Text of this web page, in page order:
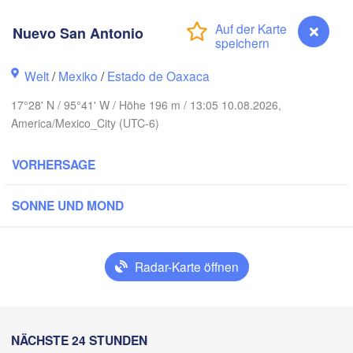
Nuevo San Antonio
Welt/Mexiko /Estado de Oaxaca
17°28' N / 95°41' W / Höhe 196 m / 13:05 10.08.2026,
America/Mexico_City (UTC-6)
VORHERSAGE
SONNE UND MOND
Radar-Karte öffnen
NÄCHSTE 24 STUNDEN
Ciudad Victoria
Tampico
Veracruz
Nuevo San Antonio